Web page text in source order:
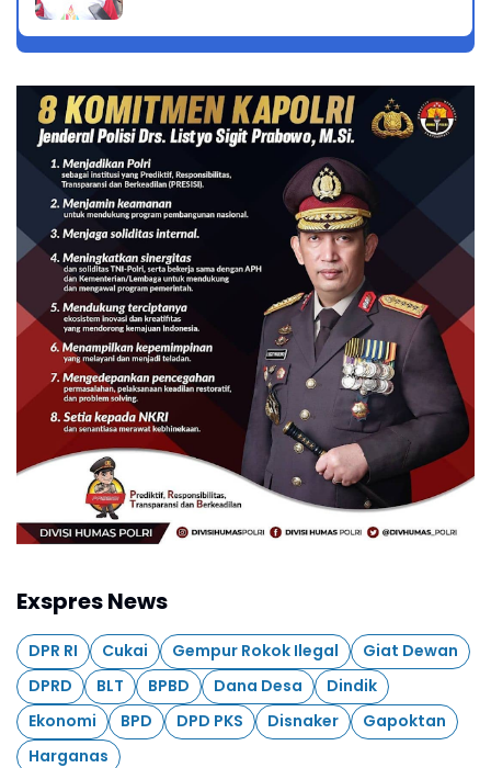
Exspres News
DPR RI Cukai Gempur Rokok Ilegal
Giat Dewan
DPRD
BLT BPBD Dana Desa
Dindik
Ekonomi
BPD DPD PKS Disnaker
Gapoktan
Harganas